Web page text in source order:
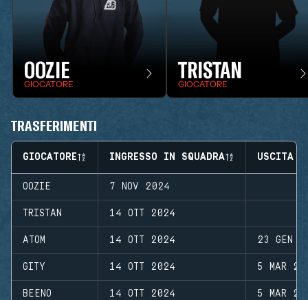
OOZIE
GIOCATORE
TRISTAN
GIOCATORE
TRASFERIMENTI
GIOCATORE INGRESSO IN SQUADRA USCITA
OOZIE 7 NOV 2024
TRISTAN 14 OTT 2024
ATOM 14 OTT 2024 23 GEN
GITY 14 OTT 2024 5 MAR
BEENO 14 OTT 2024 5 MAR